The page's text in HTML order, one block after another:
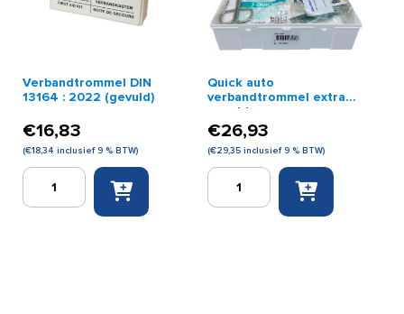
Verbandtrommel DIN
13164 : 2022 (gevuld)
€16,83
(€18,34 inclusief 9 % BTW)
Verbandtrommel
Quick auto
verbandtrommel extra
gevuld
€26,93
(€29,35 inclusief 9 % BTW)
Quick
verbandtrommel